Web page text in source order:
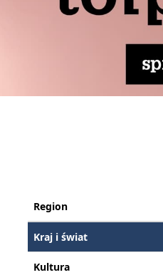
Region
Kraj i świat
Kultura